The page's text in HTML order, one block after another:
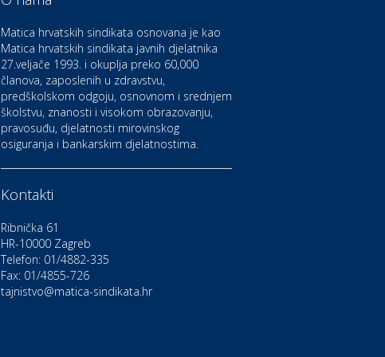
Kultura i edukacija
Kazalište Kerempuh
Kultura i edukacija
Kazalište ZKM
Auto-moto i tehnika
Zdravlje i osiguranje
UNIQA osiguranje
Matica hrvatskih sindikata osnovana je kao
Matica hrvatskih sindikata javnih djelatnika
27.veljače 1993. i okuplja preko 60,000
članova, zaposlenih u zdravstvu,
predškolskom odgoju, osnovnom i srednjem
školstvu, znanosti i visokom obrazovanju,
pravosuđu, djelatnosti mirovinskog
osiguranja i bankarskim djelatnostima.
Kontakti
Ribnička 61
HR-10000 Zagreb
Telefon: 01/4882-335
Fax: 01/4855-726
tajnistvo@matica-sindikata.hr